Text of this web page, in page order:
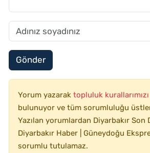
Gönder
Yorum yazarak topluluk kurallarımızı
bulunuyor ve tüm sorumluluğu
Yazılan yorumlardan Diyarbakır Son
Diyarbakır Haber | Güneydoğu
sorumlu tutulamaz.